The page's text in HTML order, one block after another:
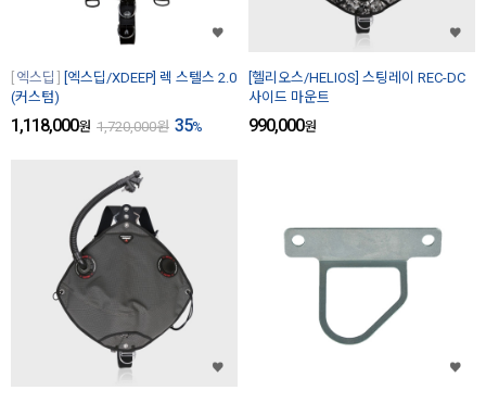
엑스딥
[엑스딥/XDEEP] 렉 스텔스 2.0
(커스텀)
1,118,000원 1,720,000원 35%
[헬리오스/HELIOS] 스팅레이 REC-DC
사이드 마운트
990,000원